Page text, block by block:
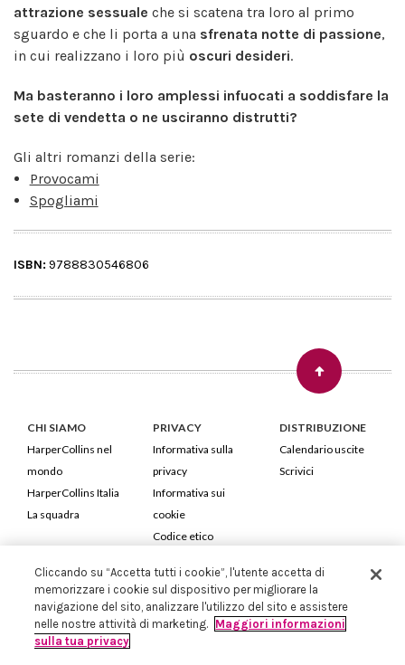
attrazione sessuale che si scatena tra loro al primo
sguardo e che li porta a una sfrenata notte di passione,
in cui realizzano i loro più oscuri desideri.
Ma basteranno i loro amplessi infuocati a soddisfare la
sete di vendetta o ne usciranno distrutti?
Gli altri romanzi della serie:
Provocami
Spogliami
ISBN: 9788830546806
CHI SIAMO
HarperCollins nel
mondo
HarperCollins Italia
La squadra
PRIVACY
Informativa sulla
privacy
Informativa sui
cookie
Codice etico
DISTRIBUZIONE
Calendario uscite
Scrivici
HarperCollins Italia S.p.A. Viale Monte Nero, 84 - 20135 Milano
Cod. Fiscale e P.IVA 05946780151 - Capitale Sociale 258.250 €
Iscritta in Milano al Registro delle imprese nr.198004 e REA nr.1051898
Cliccando su “Accetta tutti i cookie”, l'utente accetta di
memorizzare i cookie sul dispositivo per migliorare la
navigazione del sito, analizzare l'utilizzo del sito e assistere
nelle nostre attività di marketing. Maggiori informazioni
sulla tua privacy